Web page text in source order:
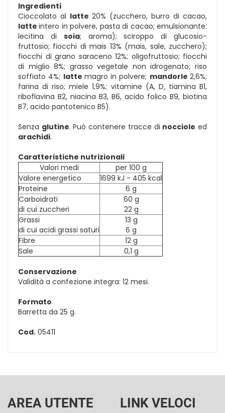
Ingredienti
Cioccolato al latte 20% (zucchero, burro di cacao,
latteintero in polvere, pasta di cacao; emulsionante:
lecitina di soia; aroma); sciroppo di glucosio-
fruttosio; fiocchi di mais 13% (mais, sale, zucchero);
fiocchi di grano saraceno 12%; oligofruttosio; fiocchi
di miglio 8%; grasso vegetale non idrogenato; riso
soffiato 4%; latte magro in polvere; mandorle2,6%;
farina di riso; miele 1,9%; vitamine (A, D, tiamina B1,
riboflavina B2, niacina B3, B6, acido folico B9, biotina
B7, acido pantotenico B5).
Senza glutine. Può contenere tracce di nocciole ed
arachidi.
Caratteristiche nutrizionali
Valori medi
per 100 g
Valore energetico
1699 kJ - 405 kcal
Proteine
6 g
Carboidrati
di cui zuccheri
60 g
22 g
Grassi
di cui acidi grassi saturi
13 g
6 g
Fibre
12 g
Sale
0,1 g
Conservazione
Validità a confezione integra: 12 mesi.
Formato
Barretta da 25 g.
Cod. 05411
AREA UTENTE LINK VELOCI